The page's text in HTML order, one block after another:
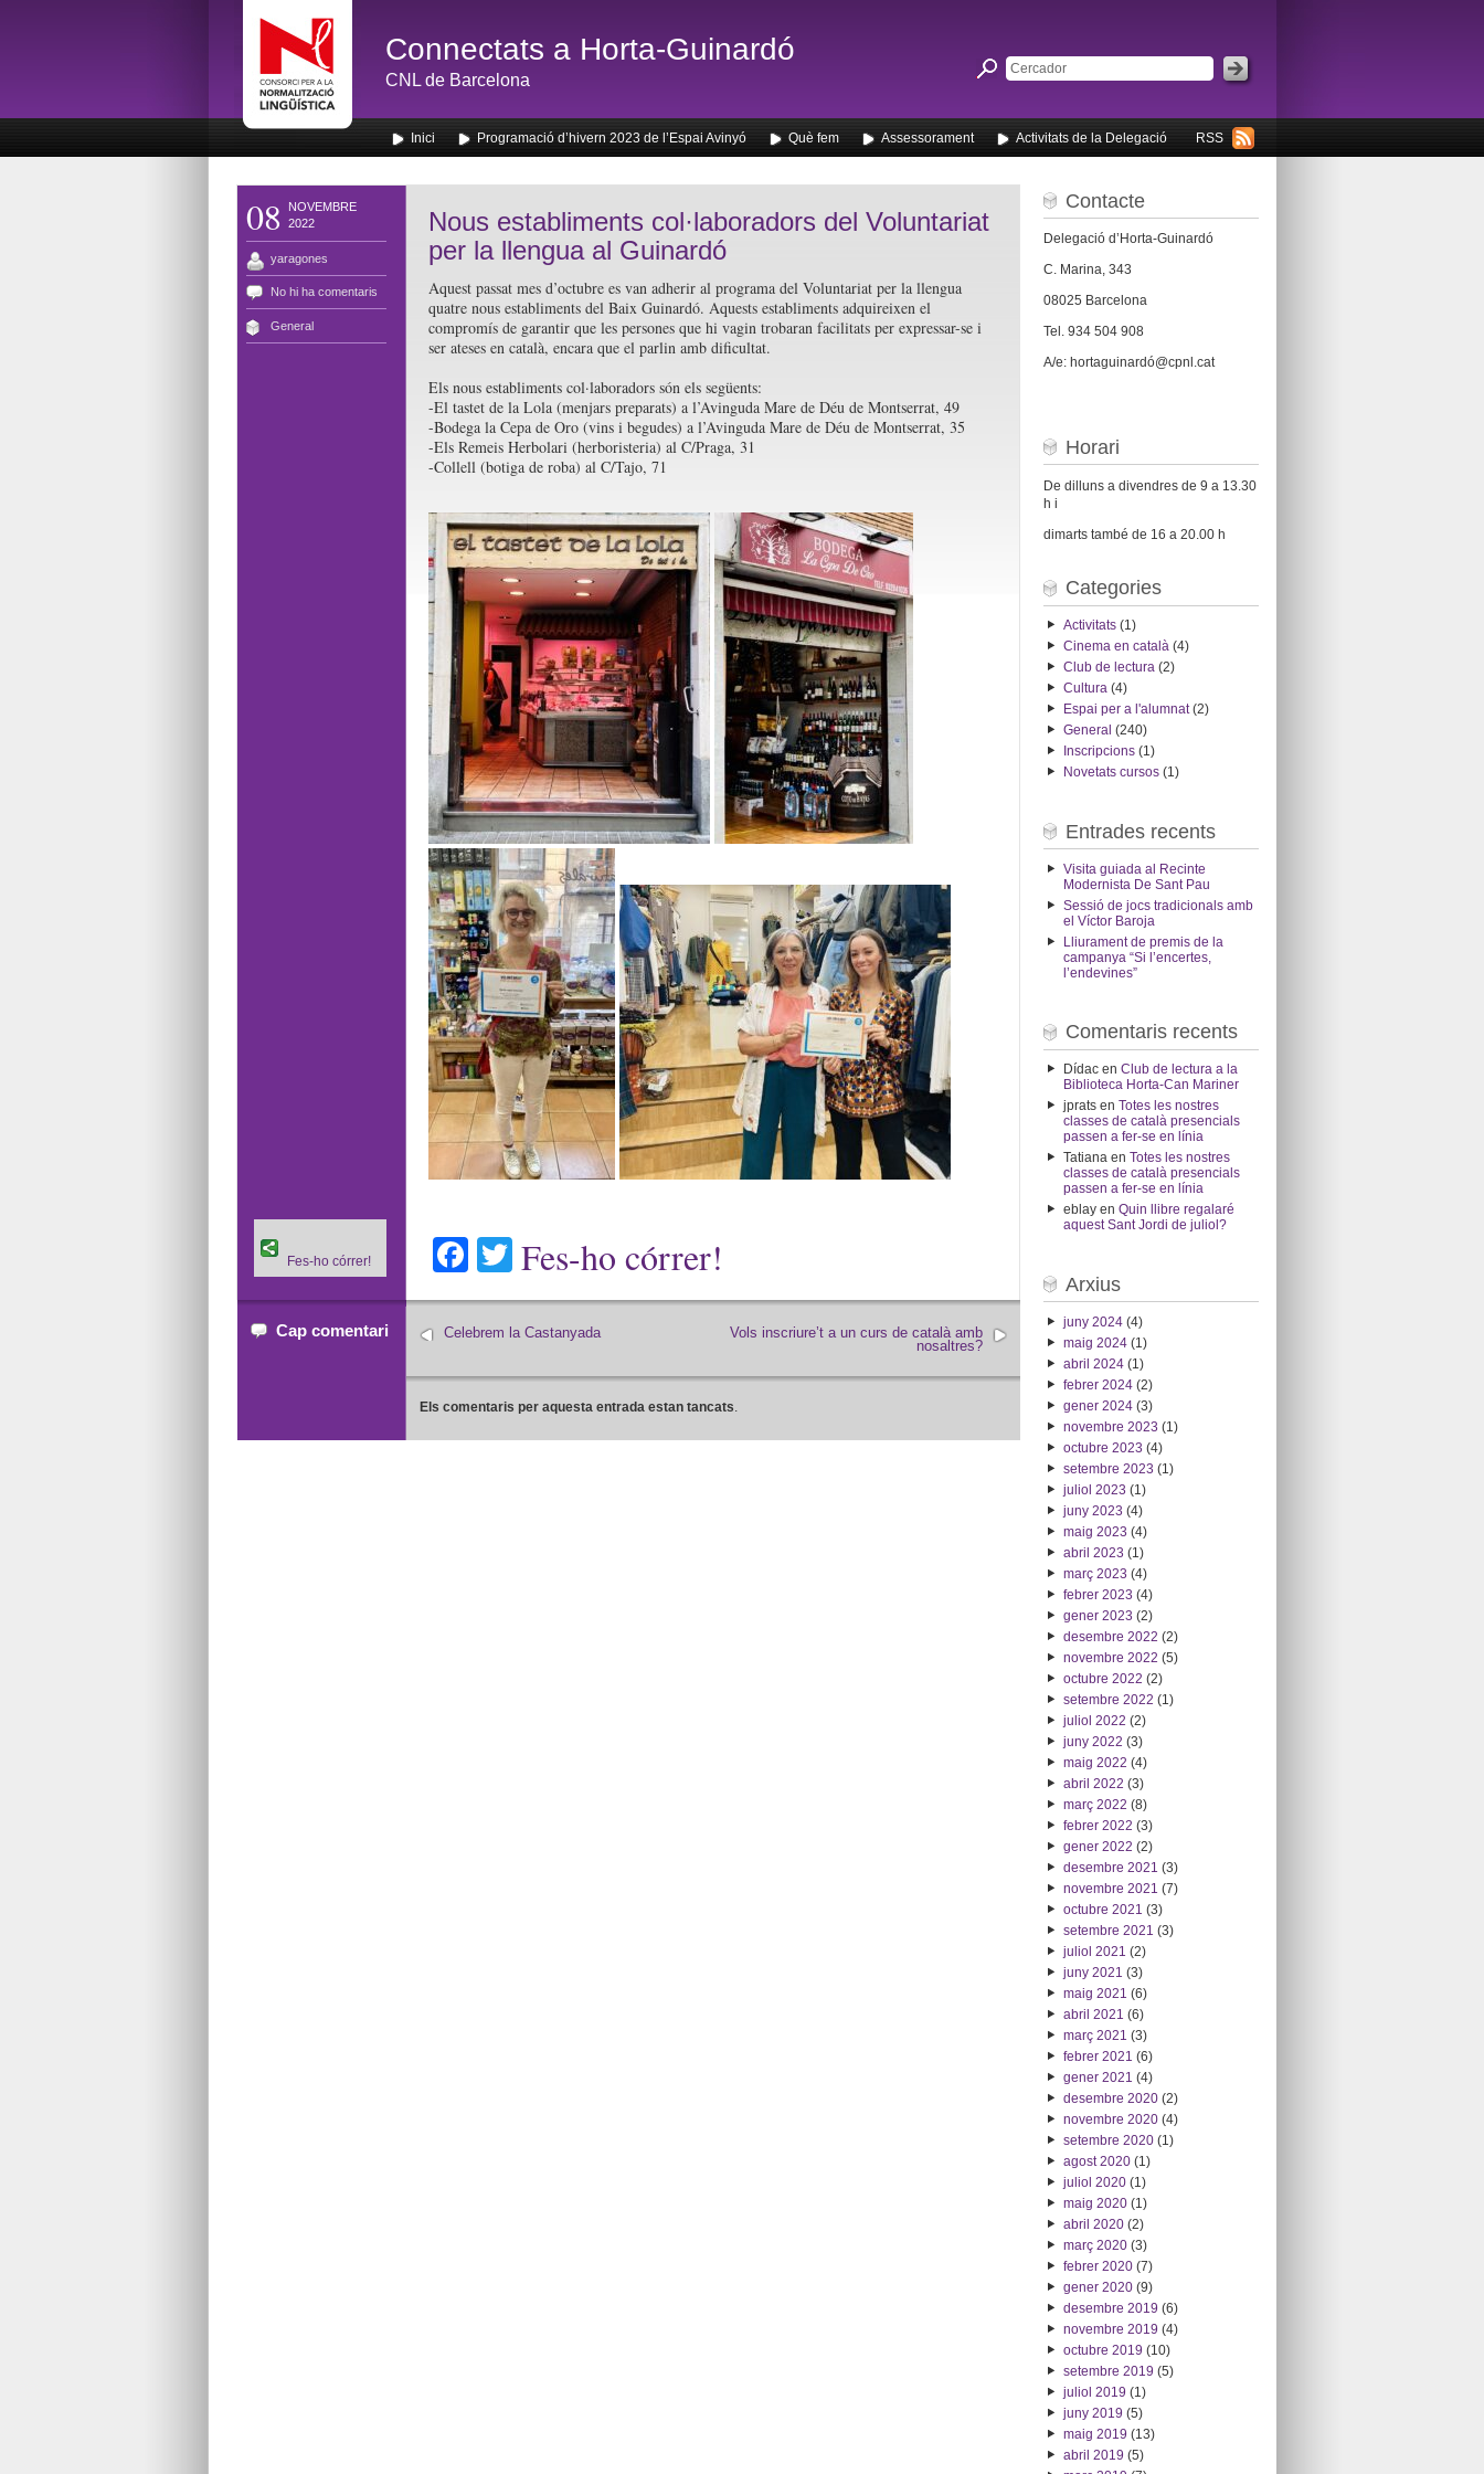
Connectats a Horta-Guinardó
CNL de Barcelona
RSS
Inici Programació d’hivern 2023 de l’Espai Avinyó Què fem Assessorament Activitats de la Delegació
08
NOVEMBRE
2022
yaragones
No hi ha comentaris
General
Nous establiments col·laboradors del Voluntariat
per la llengua al Guinardó
Aquest passat mes d’octubre es van adherir al programa del Voluntariat per la llengua
quatre nous establiments del Baix Guinardó. Aquests establiments adquireixen el
compromís de garantir que les persones que hi vagin trobaran facilitats per expressar-se i
ser ateses en català, encara que el parlin amb dificultat.
Els nous establiments col·laboradors són els següents:
-El tastet de la Lola (menjars preparats) a l’Avinguda Mare de Déu de Montserrat, 49
-Bodega la Cepa de Oro (vins i begudes) a l’Avinguda Mare de Déu de Montserrat, 35
-Els Remeis Herbolari (herboristeria) al C/Praga, 31
-Collell (botiga de roba) al C/Tajo, 71
Facebook
Twitter
Fes-ho córrer!
Fes-ho córrer!
Cap comentari
Vols inscriure’t a un curs de català amb
nosaltres?
Celebrem la Castanyada
Els comentaris per aquesta entrada estan tancats.
Contacte
Delegació d’Horta-Guinardó
C. Marina, 343
08025 Barcelona
Tel. 934 504 908
A/e: hortaguinardó@cpnl.cat
Horari
De dilluns a divendres de 9 a 13.30
h i
dimarts també de 16 a 20.00 h
Categories
Activitats(1)
Cinema en català(4)
Club de lectura(2)
Cultura(4)
Espai per a l'alumnat(2)
General (240)
Inscripcions(1)
Novetats cursos(1)
Entrades recents
Visita guiada al Recinte
Modernista De Sant Pau
Sessió de jocs tradicionals amb
el Víctor Baroja
Lliurament de premis de la
campanya “Si l’encertes,
l’endevines”
Comentaris recents
Dídacen Club de lectura a la
Biblioteca Horta-Can Mariner
jpratsen Totes les nostres
classes de català presencials
passen a fer-se en línia
Tatianaen Totes les nostres
classes de català presencials
passen a fer-se en línia
eblayen Quin llibre regalaré
aquest Sant Jordi de juliol?
Arxius
juny 2024(4)
maig 2024(1)
abril 2024(1)
febrer 2024(2)
gener 2024(3)
novembre 2023 (1)
octubre 2023 (4)
setembre 2023 (1)
juliol 2023 (1)
juny 2023 (4)
maig 2023 (4)
abril 2023 (1)
març 2023 (4)
febrer 2023 (4)
gener 2023 (2)
desembre 2022 (2)
novembre 2022 (5)
octubre 2022 (2)
setembre 2022 (1)
juliol 2022 (2)
juny 2022 (3)
maig 2022 (4)
abril 2022 (3)
març 2022 (8)
febrer 2022 (3)
gener 2022 (2)
desembre 2021 (3)
novembre 2021 (7)
octubre 2021 (3)
setembre 2021 (3)
juliol 2021 (2)
juny 2021 (3)
maig 2021 (6)
abril 2021 (6)
març 2021 (3)
febrer 2021 (6)
gener 2021 (4)
desembre 2020(2)
novembre 2020(4)
setembre 2020(1)
agost 2020(1)
juliol 2020(1)
maig 2020(1)
abril 2020(2)
març 2020(3)
febrer 2020(7)
gener 2020(9)
desembre 2019 (6)
novembre 2019 (4)
octubre 2019 (10)
setembre 2019 (5)
juliol 2019 (1)
juny 2019 (5)
maig 2019 (13)
abril 2019 (5)